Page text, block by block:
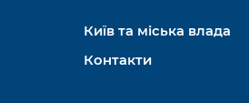
Київ та міська влада
Контакти